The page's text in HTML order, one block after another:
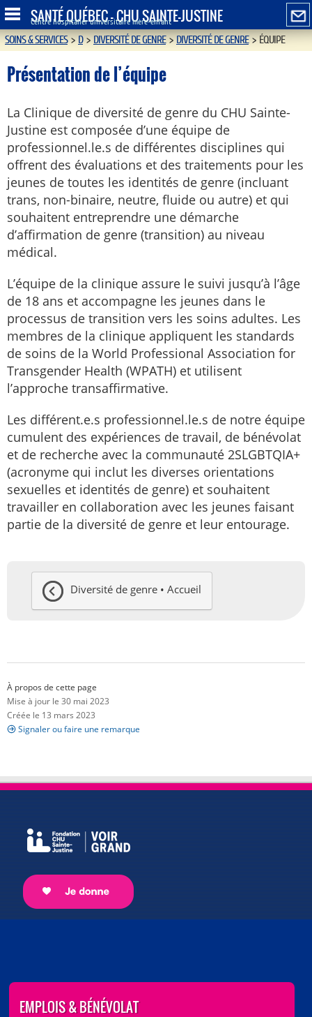
SANTÉ QUÉBEC - CHU SAINTE-JUSTINE
Centre hospitalier universitaire mère-enfant
SOINS & SERVICES>D>DIVERSITÉ DE GENRE>DIVERSITÉ DE GENRE>ÉQUIPE
Présentation de l’équipe
La Clinique de diversité de genre du CHU Sainte-
Justine est composée d’une équipe de
professionnel.le.s de différentes disciplines qui
offrent des évaluations et des traitements pour les
jeunes de toutes les identités de genre (incluant
trans, non-binaire, neutre, fluide ou autre) et qui
souhaitent entreprendre une démarche
d’affirmation de genre (transition) au niveau
médical.
L’équipe de la clinique assure le suivi jusqu’à l’âge
de 18 ans et accompagne les jeunes dans le
processus de transition vers les soins adultes. Les
membres de la clinique appliquent les standards
de soins de la World Professional Association for
Transgender Health (WPATH) et utilisent
l’approche transaffirmative.
Les différent.e.s professionnel.le.s de notre équipe
cumulent des expériences de travail, de bénévolat
et de recherche avec la communauté 2SLGBTQIA+
(acronyme qui inclut les diverses orientations
sexuelles et identités de genre) et souhaitent
travailler en collaboration avec les jeunes faisant
partie de la diversité de genre et leur entourage.
Diversité de genre • Accueil
À propos de cette page
Mise à jour le 30 mai 2023
Créée le 13 mars 2023
Signaler ou faire une remarque
EMPLOIS & BÉNÉVOLAT